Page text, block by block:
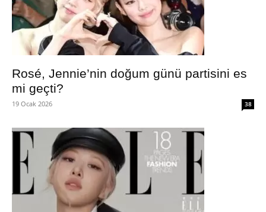
Rosé, Jennie’nin doğum günü partisini es
mi geçti?
19 Ocak 2026 38